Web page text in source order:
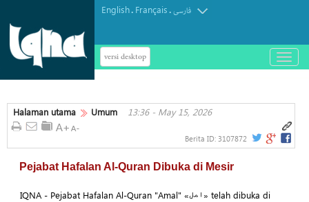
English. Français.فارسی
versi desktop
باز
و
کردن
Halaman utama Umum 13:36 - May 15, 2026
Berita ID: 3107872
Pejabat Hafalan Al-Quran Dibuka di Mesir
IQNA - Pejabat Hafalan Al-Quran "Amal" «امل» telah dibuka di